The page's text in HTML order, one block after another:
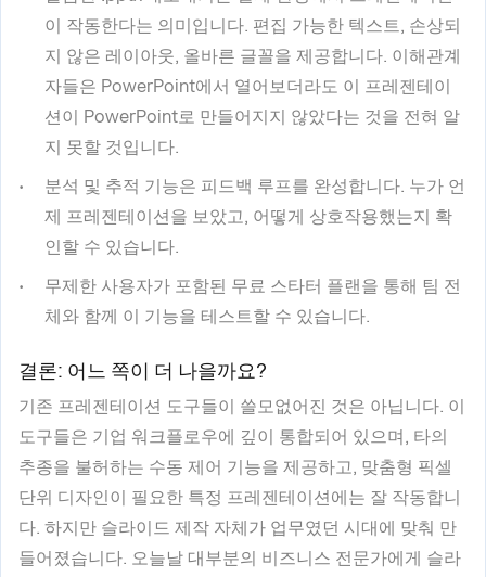
이 작동한다는 의미입니다. 편집 가능한 텍스트, 손상되
지 않은 레이아웃, 올바른 글꼴을 제공합니다. 이해관계
자들은 PowerPoint에서 열어보더라도 이 프레젠테이
션이 PowerPoint로 만들어지지 않았다는 것을 전혀 알
지 못할 것입니다.
분석 및 추적 기능은 피드백 루프를 완성합니다. 누가 언
제 프레젠테이션을 보았고, 어떻게 상호작용했는지 확
인할 수 있습니다.
무제한 사용자가 포함된 무료 스타터 플랜을 통해 팀 전
체와 함께 이 기능을 테스트할 수 있습니다.
결론: 어느 쪽이 더 나을까요?
기존 프레젠테이션 도구들이 쓸모없어진 것은 아닙니다. 이
도구들은 기업 워크플로우에 깊이 통합되어 있으며, 타의
추종을 불허하는 수동 제어 기능을 제공하고, 맞춤형 픽셀
단위 디자인이 필요한 특정 프레젠테이션에는 잘 작동합니
다. 하지만 슬라이드 제작 자체가 업무였던 시대에 맞춰 만
들어졌습니다. 오늘날 대부분의 비즈니스 전문가에게 슬라